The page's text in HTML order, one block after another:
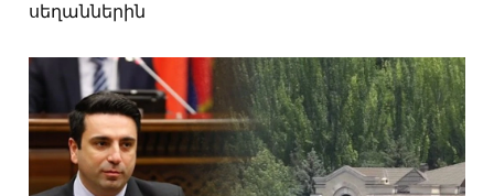
սեղաններին